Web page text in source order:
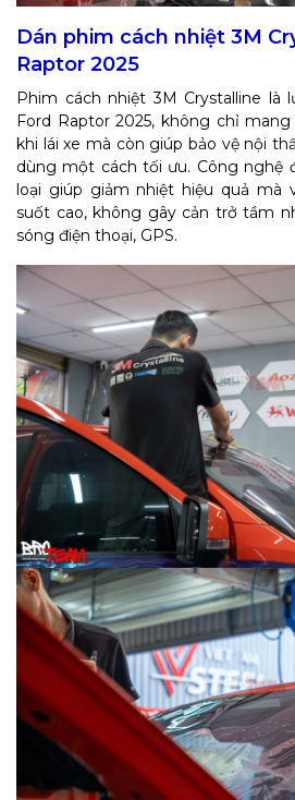
Dán phim cách nhiệt 3M
Raptor 2025
Phim cách nhiệt 3M Crystalline là
Ford Raptor 2025, không chỉ
khi lái xe mà còn giúp bảo vệ nội
dùng một cách tối ưu. Công nghệ
loại giúp giảm nhiệt hiệu quả mà
suốt cao, không gây cản trở tầm
sóng điện thoại, GPS.